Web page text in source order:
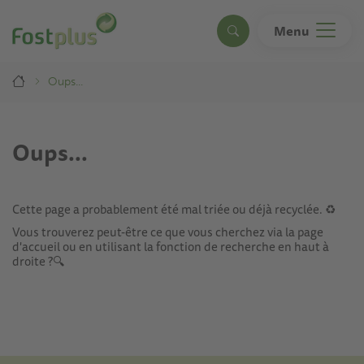
au
contenu
Search Menu
Breadcrumb
Oups...
Oups...
Cette page a probablement été mal triée ou déjà recyclée. ♻️
Vous trouverez peut-être ce que vous cherchez via la page
d'accueilou en utilisant la fonction de recherche en haut à
droite ?🔍